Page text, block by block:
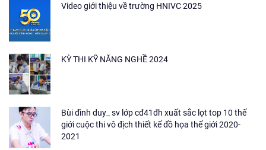
Video giới thiệu về trường HNIVC 2025
KỲ THI KỸ NĂNG NGHỀ 2024
Bùi đình duy_ sv lớp cđ41đh xuất sắc lọt top 10 thế
giới cuộc thi vô địch thiết kế đồ họa thế giới 2020-
2021